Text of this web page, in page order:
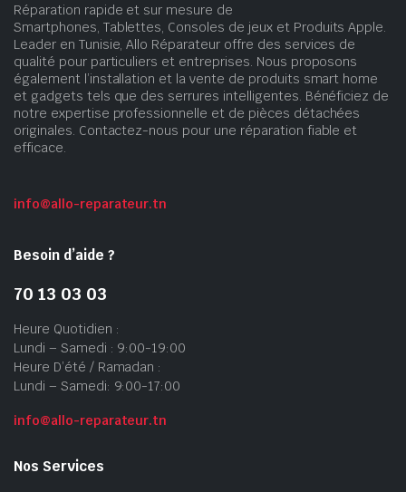
Réparation rapide et sur mesure de
Smartphones, Tablettes, Consoles de jeux et Produits Apple.
Leader en Tunisie, Allo Réparateur offre des services de
qualité pour particuliers et entreprises. Nous proposons
également l’installation et la vente de produits smart home
et gadgets tels que des serrures intelligentes. Bénéficiez de
notre expertise professionnelle et de pièces détachées
originales. Contactez-nous pour une réparation fiable et
efficace.
info@allo-reparateur.tn
Besoin d’aide ?
70 13 03 03
Heure Quotidien :
Lundi – Samedi : 9:00-19:00
Heure D’été / Ramadan :
Lundi – Samedi: 9:00-17:00
info@allo-reparateur.tn
Nos Services